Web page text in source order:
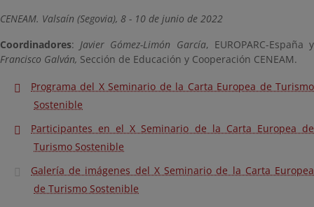
CENEAM. Valsaín (Segovia), 8 - 10 de junio de 2022
Coordinadores: Javier Gómez-Limón García, EUROPARC-España y
Francisco Galván, Sección de Educación y Cooperación CENEAM.
Programa del X Seminario de la Carta Europea de Turismo
Sostenible
Participantes en el X Seminario de la Carta Europea de
Turismo Sostenible
Galería de imágenes del X Seminario de la Carta Europea
de Turismo Sostenible